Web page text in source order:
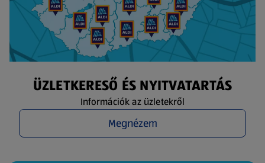
ÜZLETKERESŐ ÉS NYITVATARTÁS
Információk az üzletekről
Megnézem